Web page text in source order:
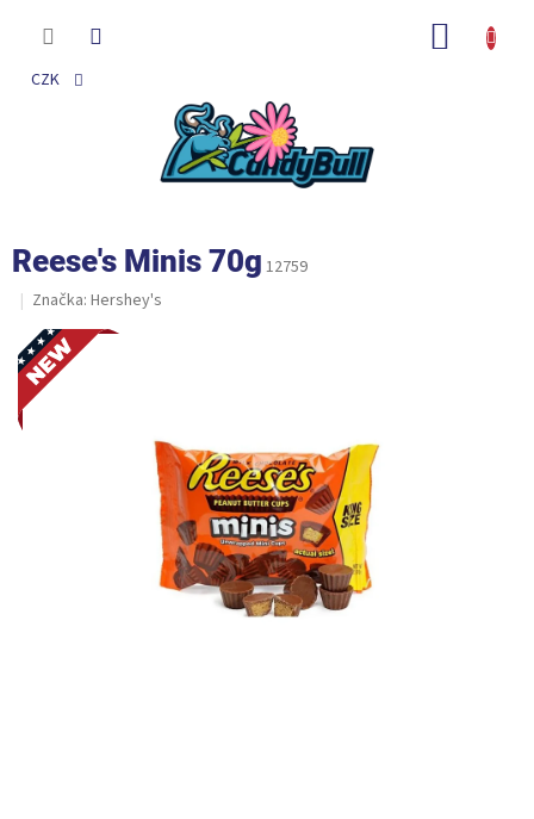
CZK
Reese's Minis 70g 12759
Novinka
Značka: Hershey's